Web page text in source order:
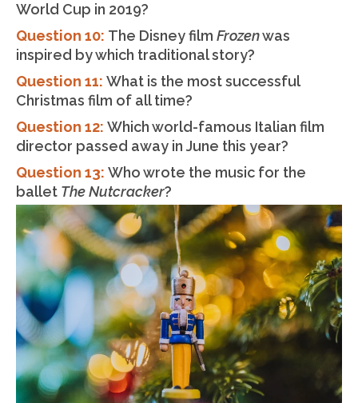
World Cup in 2019?
Question 10: The Disney film Frozenwas
inspired by which traditional story?
Question 11: What is the most successful
Christmas film of all time?
Question 12: Which world-famous Italian film
director passed away in June this year?
Question 13: Who wrote the music for the
ballet The Nutcracker?